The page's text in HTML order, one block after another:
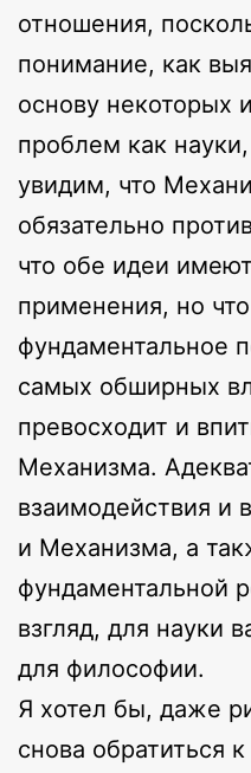
отношения,
понимание, как
основу некоторых
проблем как
увидим, что
обязательно
что обе идеи
применения, но
фундаментальное
самых обширных
превосходит и
Механизма.
взаимодействия и
и Механизма, а
фундаментальной
взгляд, для науки
для философии.
Я хотел бы, даже
снова обратиться